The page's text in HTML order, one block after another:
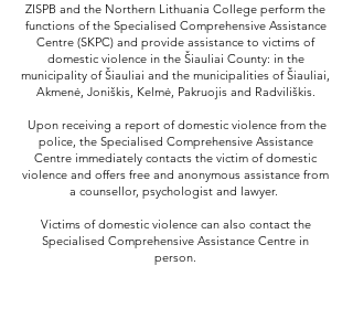
ZISPB and the Northern Lithuania College perform the
functions of the Specialised Comprehensive Assistance
Centre (SKPC) and provide assistance to victims of
domestic violence in the Šiauliai County: in the
municipality of Šiauliai and the municipalities of Šiauliai,
Akmenė, Joniškis, Kelmė, Pakruojis and Radviliškis.
Upon receiving a report of domestic violence from the
police, the Specialised Comprehensive Assistance
Centre immediately contacts the victim of domestic
violence and offers free and anonymous assistance from
a counsellor, psychologist and lawyer.
Victims of domestic violence can also contact the
Specialised Comprehensive Assistance Centre in
person.